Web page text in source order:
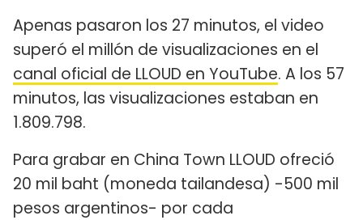
Apenas pasaron los 27 minutos, el video
superó el millón de visualizaciones en el
canal oficial de LLOUD en YouTube. A los 57
minutos, las visualizaciones estaban en
1.809.798.
Para grabar en China Town LLOUD ofreció
20 mil baht (moneda tailandesa) -500 mil
pesos argentinos- por cada